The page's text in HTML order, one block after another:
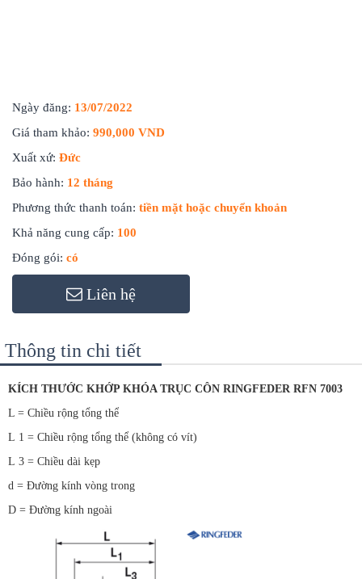
Ngày đăng: 13/07/2022
Giá tham khảo: 990,000 VND
Xuất xứ: Đức
Bảo hành: 12 tháng
Phương thức thanh toán: tiền mặt hoặc chuyển khoản
Khả năng cung cấp: 100
Đóng gói: có
Liên hệ
Thông tin chi tiết
KÍCH THƯỚC KHỚP KHÓA TRỤC CÔN RINGFEDER RFN 7003
L = Chiều rộng tổng thể
L 1 = Chiều rộng tổng thể (không có vít)
L 3 = Chiều dài kẹp
d = Đường kính vòng trong
D = Đường kính ngoài